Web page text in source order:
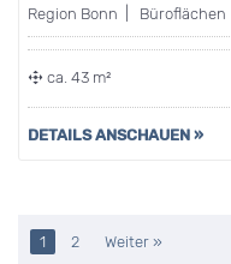
Region Bonn | Büroflächen
ca. 43 m²
DETAILS ANSCHAUEN »
1 2 Weiter »